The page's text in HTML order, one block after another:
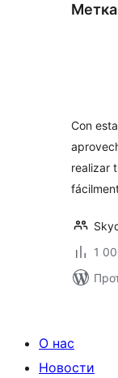
Метка
Con
realizar
1
О нас
Новости